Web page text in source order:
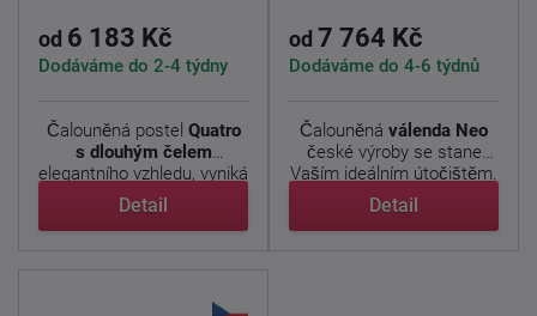
od 6 183 Kč
Dodáváme do 2-4 týdny
Čalouněná postel Quatro
s dlouhým čelem
elegantního vzhledu, vyniká
...
Detail
od 7 764 Kč
Dodáváme do 4-6 týdnů
Čalouněná válenda Neo
české výroby se stane
Vaším ideálním útočištěm.
...
Detail